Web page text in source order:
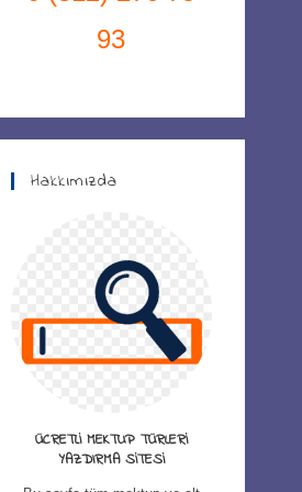
93
Hakkımızda
ÜCRETLI MEKTUP TÜRLERI
YAZDIRMA SITESI